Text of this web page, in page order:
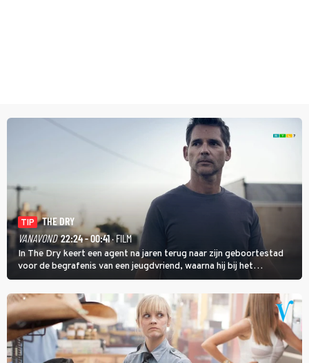
TIP
THE DRY
VANAVOND 22:24 - 00:41· FILM
In The Dry keert een agent na jaren terug naar zijn geboortestad
voor de begrafenis van een jeugdvriend, waarna hij bij het
onderzoeken van diens dood een verband begint te vermoeden
met een oude zaak.